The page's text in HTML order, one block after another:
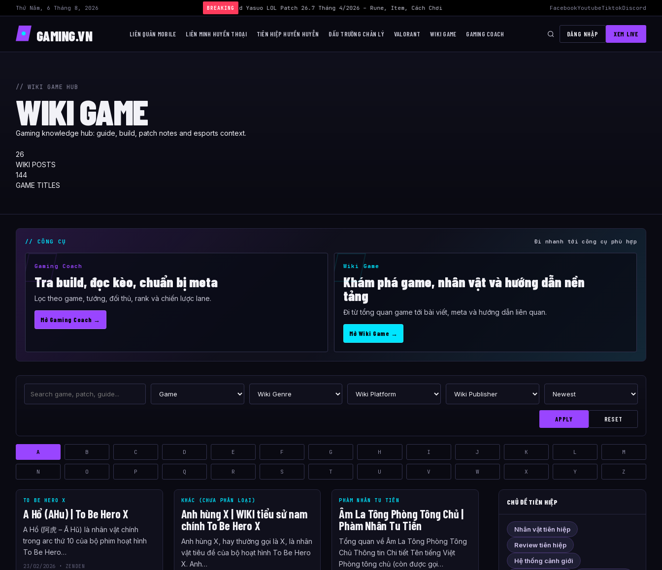
Thứ Năm, 6 Tháng 8, 2026 BREAKING
› Build Yasuo LOL Patch 26.7 Tháng 4/2026 – Rune, Item, Cách Chơi Mid Hiệu Quả Nhất AWC 2026 Liên Quân Mobile – Lịch Thi Đấu,
FacebookYoutubeTiktokDiscord
GAMING.VN LIÊN QUÂN MOBILE LIÊN MINH HUYỀN THOẠI TIÊN HIỆP HUYỀN HUYỄN ĐẤU TRƯỜNG CHÂN LÝ VALORANT WIKI GAME GAMING COACH ĐĂNG NHẬP XEM LIVE
// WIKI GAME HUB
WIKI GAME
Gaming knowledge hub: guide, build, patch notes and esports context.
26
WIKI POSTS
144
GAME TITLES
// CÔNG CỤ Đi nhanh tới công cụ phù hợp
Gaming Coach
Tra build, đọc kèo, chuẩn bị meta
Lọc theo game, tướng, đối thủ, rank và chiến lược lane.
Mở Gaming Coach →
Wiki Game
Khám phá game, nhân vật và hướng dẫn nền
tảng
Đi từ tổng quan game tới bài viết, meta và hướng dẫn liên quan.
Mở Wiki Game →
APPLY RESET
A B C D E F G H I J K L M
N O P Q R S T U V W X Y Z
TO BE HERO X
A Hổ (AHu) | To Be Hero X
A Hổ (阿虎 – Ā Hǔ) là nhân vật chính
trong arc thứ 10 của bộ phim hoạt hình
To Be Hero…
23/02/2026 • ZENDEN
KHÁC (CHƯA PHÂN LOẠI)
Anh hùng X | WIKI tiểu sử nam
chính To Be Hero X
Anh hùng X, hay thường gọi là X, là nhân
vật tiêu đề của bộ hoạt hình To Be Hero
X. Anh…
PHÀM NHÂN TU TIÊN
Âm La Tông Phòng Tông Chủ |
Phàm Nhân Tu Tiên
Tổng quan về Âm La Tông Phòng Tông
Chủ Thông tin Chi tiết Tên tiếng Việt
Phòng tông chủ (còn được gọi…
CHỦ ĐỀ TIÊN HIỆP
Nhân vật tiên hiệp
Review tiên hiệp
Hệ thống cảnh giới